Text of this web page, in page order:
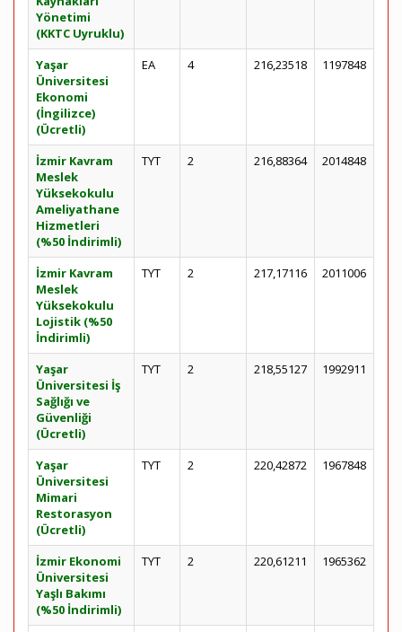
Yönetimi
(KKTC Uyruklu)
Yaşar
Üniversitesi
Ekonomi
(İngilizce)
(Ücretli)
EA 4 216,23518 1197848
İzmir Kavram
Meslek
Yüksekokulu
Ameliyathane
Hizmetleri
(%50 İndirimli)
TYT 2 216,88364 2014848
İzmir Kavram
Meslek
Yüksekokulu
Lojistik (%50
İndirimli)
TYT 2 217,17116 2011006
Yaşar
Üniversitesi İş
Sağlığı ve
Güvenliği
(Ücretli)
TYT 2 218,55127 1992911
Yaşar
Üniversitesi
Mimari
Restorasyon
(Ücretli)
TYT 2 220,42872 1967848
İzmir Ekonomi
Üniversitesi
Yaşlı Bakımı
(%50 İndirimli)
TYT 2 220,61211 1965362